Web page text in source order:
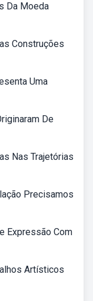
Da Moeda
Construções
Uma
De
Nas Trajetórias
Precisamos
Expressão Com
Artísticos